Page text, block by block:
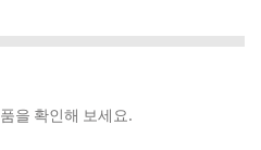
을 확인해 보세요.